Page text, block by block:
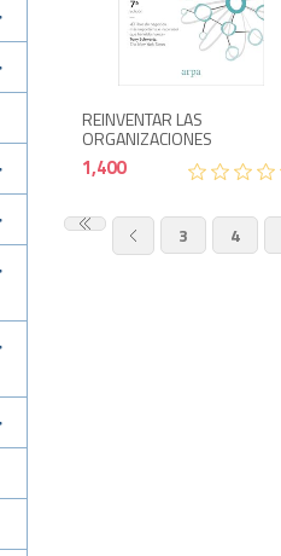
REINVENTAR LAS
ORGANIZACIONES
1,400
3 4